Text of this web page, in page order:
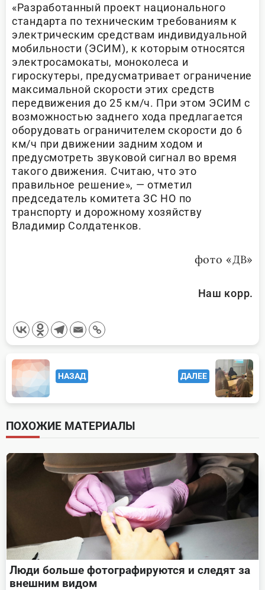
«Разработанный проект национального
стандарта по техническим требованиям к
электрическим средствам индивидуальной
мобильности (ЭСИМ), к которым относятся
электросамокаты, моноколеса и
гироскутеры, предусматривает ограничение
максимальной скорости этих средств
передвижения до 25 км/ч. При этом ЭСИМ с
возможностью заднего хода предлагается
оборудовать ограничителем скорости до 6
км/ч при движении задним ходом и
предусмотреть звуковой сигнал во время
такого движения. Считаю, что это
правильное решение», — отметил
председатель комитета ЗС НО по
транспорту и дорожному хозяйству
Владимир Солдатенков.
фото «ДВ»
Наш корр.
<span
class="nav-
subtitle
screen-
reader-
text">Page</span>
НАЗАД ДАЛЕЕ
ПОХОЖИЕ МАТЕРИАЛЫ
Люди больше фотографируются и следят за
внешним видом